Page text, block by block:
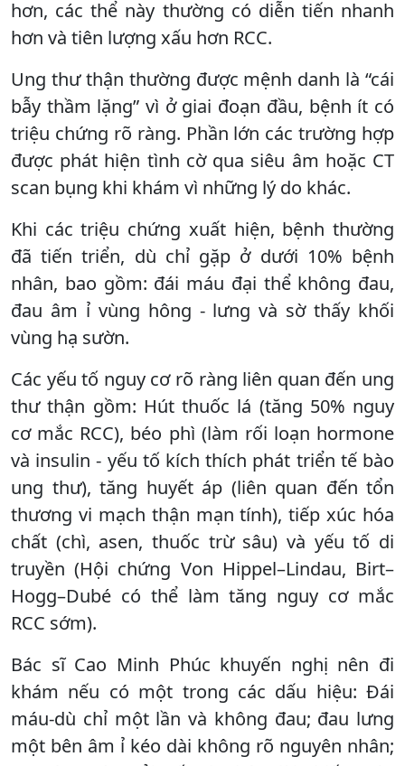
hơn, các thể này thường có diễn tiến nhanh
hơn và tiên lượng xấu hơn RCC.
Ung thư thận thường được mệnh danh là “cái
bẫy thầm lặng” vì ở giai đoạn đầu, bệnh ít có
triệu chứng rõ ràng. Phần lớn các trường hợp
được phát hiện tình cờ qua siêu âm hoặc CT
scan bụng khi khám vì những lý do khác.
Khi các triệu chứng xuất hiện, bệnh thường
đã tiến triển, dù chỉ gặp ở dưới 10% bệnh
nhân, bao gồm: đái máu đại thể không đau,
đau âm ỉ vùng hông - lưng và sờ thấy khối
vùng hạ sườn.
Các yếu tố nguy cơ rõ ràng liên quan đến ung
thư thận gồm: Hút thuốc lá (tăng 50% nguy
cơ mắc RCC), béo phì (làm rối loạn hormone
và insulin - yếu tố kích thích phát triển tế bào
ung thư), tăng huyết áp (liên quan đến tổn
thương vi mạch thận mạn tính), tiếp xúc hóa
chất (chì, asen, thuốc trừ sâu) và yếu tố di
truyền (Hội chứng Von Hippel–Lindau, Birt–
Hogg–Dubé có thể làm tăng nguy cơ mắc
RCC sớm).
Bác sĩ Cao Minh Phúc khuyến nghị nên đi
khám nếu có một trong các dấu hiệu: Đái
máu-dù chỉ một lần và không đau; đau lưng
một bên âm ỉ kéo dài không rõ nguyên nhân;